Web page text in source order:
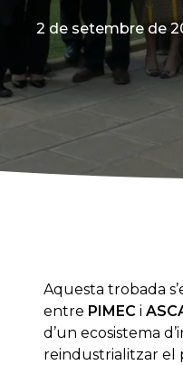
2 de setembre de
Aquesta trobada
entre PIMEC i
d’un ecosistema
reindustrialitzar el